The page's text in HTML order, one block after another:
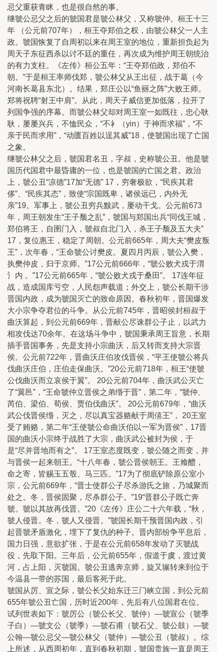
忌父重获青眯，也是很自然的事。
继虢公忌父之后的虢国君是虢公林父，又称虢仲。桓王十三
年 （公元前707年），桓王夺郑伯之权，由虢公林父一人主
政。虢国恢复了自周初以来在周王室的地位，重新担负起为
周天子东征西杀以讨不廷的重任，再次成为维护周王朝统治
的有力支柱。《左传》桓公五年：“王夺郑伯政，郑伯不
朝。”于是桓王率师伐郑，虢公林父从王出征，战于葛（今
河南长葛县东北）。结果，郑庄公以“鱼丽之阵”大败王师。
郑将祝聘“射王中肩”。从此，周天子威信更加低落，拉开了
列国争强的序幕。而虢公林父却对周王室一如既往，忠心耿
耿，屡屡兴兵，不恤民众，“不衤（yin）于神而求福”，“不
亲于民而求用”，“动匮百姓以逞其威”18，使虢国出现了亡国
之象。
继虢公林父之后，虢国君名丑，字叔，史称虢公丑。他是虢
国历代国君中最昏庸的一位，也是虢国的亡国之君。政治
上，虢公丑“凉德”17加“无德” 17，穷奢极欲，“民疾其君
侈”、“民疾其态”，致使“宗国既卑，诸侯远已，内外无
亲”19。军事上，虢公丑穷兵黩武，屡动干戈。公元前673
年，周王朝发生“王子颓之乱”，虢国与郑国出兵“同伐王城，
郑伯将王，自圉门入，虢叔自北门入，杀王子颓及五大夫”
17，复位惠王，稳定了周朝。公元前665年，周大夫“樊皮叛
王”，次年春，“王命虢公讨樊皮。夏四月丙辰，虢公入樊，
执樊仲皮，归于京师。”17公元前666年，“虢公败犬戎于渭
氵内 。”17公元前665年，“虢公败犬戎于桑田”。 17连年征
战，造成国库亏空，人民怨声载道；外交上，虢公长期干涉
晋国内政，成为虢国灭亡的致命原因。春秋初年，晋国爆发
大小宗争夺君位的斗争。从公元前745年，晋昭侯封桓叔于
曲沃算起，到公元前669年，晋献公尽诛群公子止，以武力
相攻伐达70余年。在这场斗争中，虢国秉承周王旨意，长期
插手晋国事务，先是支持小宗曲沃，后又转而支持大宗晋
侯。公元前722年，晋曲沃庄伯攻伐晋侯，“平王使虢公将兵
伐曲沃庄伯，庄伯走保曲沃。”20公元前718年，桓王“使虢
公伐曲沃而立哀侯于翼”。 20公元前704年，曲沃武公灭亡
了“翼邑”，“王命虢仲立晋侯之弟缗于晋”，第二年，“虢仲、
芮伯、梁伯、荀侯、贾伯伐曲沃”。 20公元前679年，“曲沃
武公伐晋侯缗，灭之，尽以真宝器赂献于周僖王”， 20王室
受了贿赂，第二年“王使虢公命曲沃伯以一军为晋侯”，17晋
国的曲沃小宗终于战胜了大宗，曲沃武公被封为侯，于
是“尽并晋地而有之”。 17王室态度既变，虢公随之而变，并
与晋侯一起来朝王。“十八年春，虢公晋侯朝王。王飨醴，
命之寄，皆赐玉五彀、马三匹。”17为了彻底铲除原公室小
宗，公元前669年，“晋士使群公子尽杀游氏之旅，乃城聚而
处之。冬，晋侯固聚，尽杀群公子。”19“晋群公子既亡奔
虢。虢以其故再伐晋。”20《左传》庄公二十六年载，“秋，
虢人侵晋。冬，虢人又侵晋。”虢国长期干预晋国内政，引
起晋虢矛盾激化，埋下了复仇的种子。晋内部纷争平息后，
国力日强，意欲扩张，于是在公元前658年发动了灭虢战
役，先取下阳。三年后，公元前655年，假道于虞，渡过黄
河，占上阳，灭虢国。虢公丑逃奔京师，旋又辗转来到位于
今温县一带的苏国，最后客死于此。
虢国从厉、宣之际，虢公长父始东迁三门峡立国，到公元前
655年虢公丑亡国，历时近200年，先后有八位国君在位。
试列世表如下：虢厉公（虢公长父、虢仲）—虢宣公（虢季
子白）—虢文公（虢季）—虢石甫（虢石父、虢公鼓）—虢
公翰—虢公忌父—虢公林父（虢仲）—虢公丑（虢叔）。综
上所述，从西周初年，直到春秋初期，虢国贵族一直是周王